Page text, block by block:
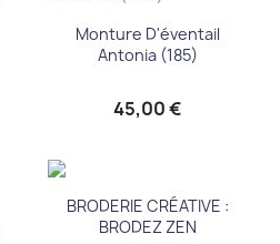
Monture D'éventail
Antonia (185)
45,00 €
BRODERIE CRÉATIVE :
BRODEZ ZEN